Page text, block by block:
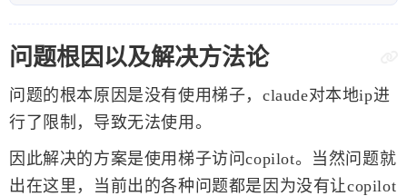
问题根因以及解决方法论
问题的根本原因是没有使用梯子，claude对本地ip进
行了限制，导致无法使用。
因此解决的方案是使用梯子访问copilot。当然问题就
出在这里，当前出的各种问题都是因为没有让copilot